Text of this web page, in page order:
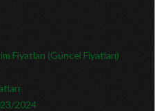
Fiyatları (Güncel Fiyatları)
2024